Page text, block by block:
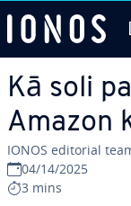
Kā soli
Amazon
IONOS editorial
04/14/2025
3 mins